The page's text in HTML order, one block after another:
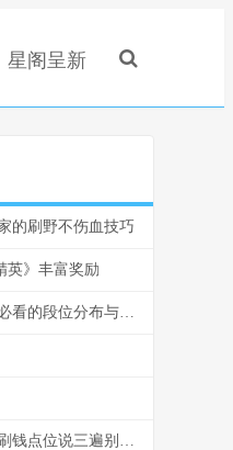
星阁呈新
的刷野不伤血技巧
英》丰富奖励
王者荣耀什么段位人多 新手玩家必看的段位分布与爬坑指南
王者荣耀孙悟空怎么发育快 一个刷钱点位说三遍别再浪了